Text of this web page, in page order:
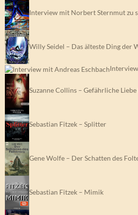
Interview mit Norbert Sternmut zu
Willy Seidel – Das älteste Ding der
Suzanne Collins – Gefährliche Liebe
Sebastian Fitzek – Splitter
Gene Wolfe – Der Schatten des
Sebastian Fitzek – Mimik